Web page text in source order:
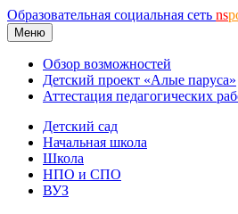
Образовательная социальная сеть ns
Меню
Обзор возможностей
Детский проект «Алые паруса»
Аттестация педагогических
Детский сад
Начальная школа
Школа
НПО и СПО
ВУЗ